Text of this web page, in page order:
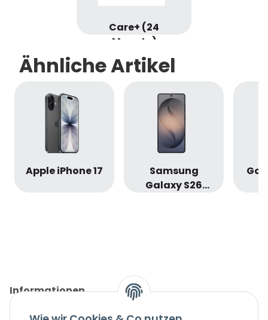
Care+ (24
Monate)
Ähnliche Artikel
Apple iPhone 17
Samsung
Galaxy S26
Informationen